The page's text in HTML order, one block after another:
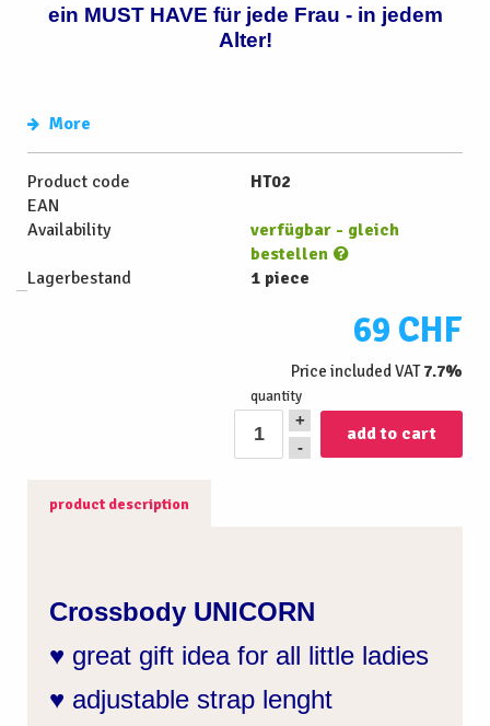
ein MUST HAVE für jede Frau - in jedem
Alter!
More
Product code
HT02
EAN
Availability
verfügbar - gleich
bestellen
Lagerbestand
1 piece
69 CHF
Price included VAT7.7%
quantity
+
-
product description
Crossbody UNICORN
♥ great gift idea for all little ladies
♥ adjustable strap lenght